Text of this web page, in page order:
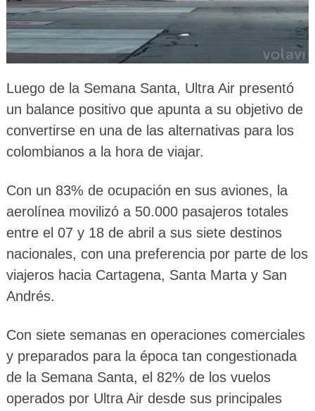
Luego de la Semana Santa, Ultra Air presentó
un balance positivo que apunta a su objetivo de
convertirse en una de las alternativas para los
colombianos a la hora de viajar.
Con un 83% de ocupación en sus aviones, la
aerolínea movilizó a 50.000 pasajeros totales
entre el 07 y 18 de abril a sus siete destinos
nacionales, con una preferencia por parte de los
viajeros hacia Cartagena, Santa Marta y San
Andrés.
Con siete semanas en operaciones comerciales
y preparados para la época tan congestionada
de la Semana Santa, el 82% de los vuelos
operados por Ultra Air desde sus principales